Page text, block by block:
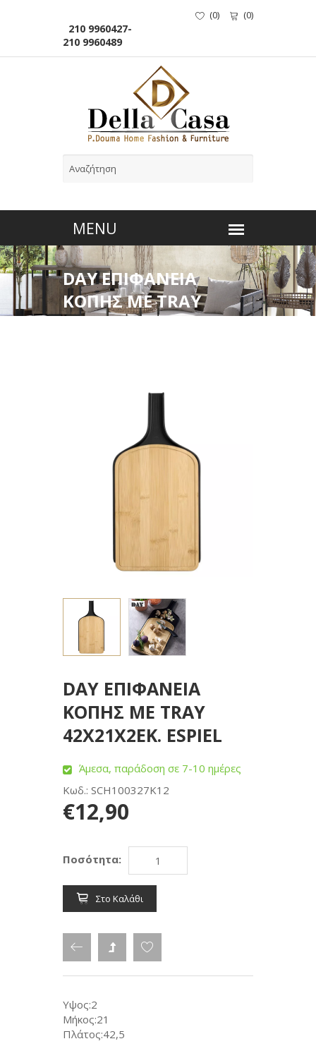
210 9960427-
210 9960489
(0) (0)
DAY ΕΠΙΦΑΝΕΙΑ
ΚΟΠΗΣ ΜΕ TRAY
42X21X2ΕΚ.
DAY ΕΠΙΦΑΝΕΙΑ
ΚΟΠΗΣ ΜΕ TRAY
42X21X2ΕΚ. ESPIEL
Άμεσα, παράδοση σε 7-10 ημέρες
Κωδ.: SCH100327K12
€12,90
Ποσότητα:
Στο Καλάθι
Υψος:2
Μήκος:21
Πλάτος:42,5